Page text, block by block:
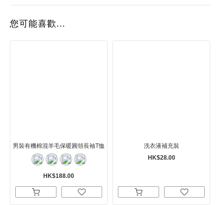
您可能喜歡...
男裝有機棉混羊毛保暖圓領長袖T恤
HK$188.00
洗衣液補充裝
HK$28.00